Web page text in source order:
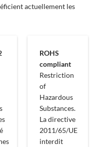
actuellement les
ROHS
compliant
Restriction
of
Hazardous
Substances.
La directive
2011/65/UE
interdit